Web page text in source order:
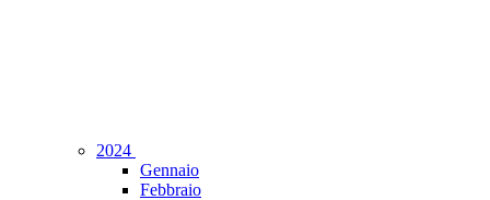
2024
Gennaio
Febbraio